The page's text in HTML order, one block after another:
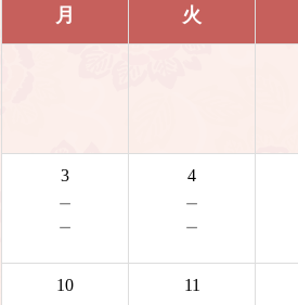
月 火
3
－
－
4
－
－
10 11